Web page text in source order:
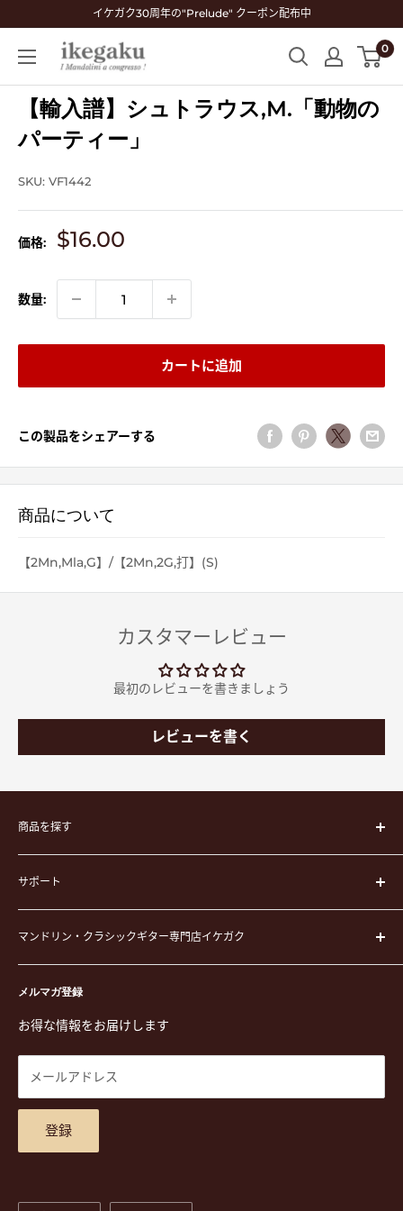
ン
イケガク30周年の"Prelude" クーポン配布中
Mandolin
&
Guitar
Shop
ikegaku
0
【輸入譜】シュトラウス,M.「動物の
パーティー」
SKU: VF1442
価格:
販
価
格
$16.00
数量:
カートに追加
この製品をシェアーする
商品について
【2Mn,Mla,G】/【2Mn,2G,打】(S)
カスタマーレビュー
最初のレビューを書きましょう
レビューを書く
商品を探す
楽器
楽器ケース
弦
ピック
演奏用品
ステーショナリー&アクセサリー
楽譜
DVD
チケット
楽器レンタル
サポート
運営会社
イケガクについて
お買い物ガイド
特定商取引法に基づく表示
プライバシーポリシー
商品検索
お問合せ
アクセスマップ
メルマガ登録
お得な情報をお届けします
メールアドレス
登録
マンドリン・クラシックギター専門店イケガク
〒171-0021 東京都豊島区西池袋3-23-5 芦沢ビル2F
TEL. 03-5952-1391 / FAX. 03-5952-1392
営業時間 月-水,金,土 11:00-19:00 / 日,祝 11:00-18:00 (木曜定
休)